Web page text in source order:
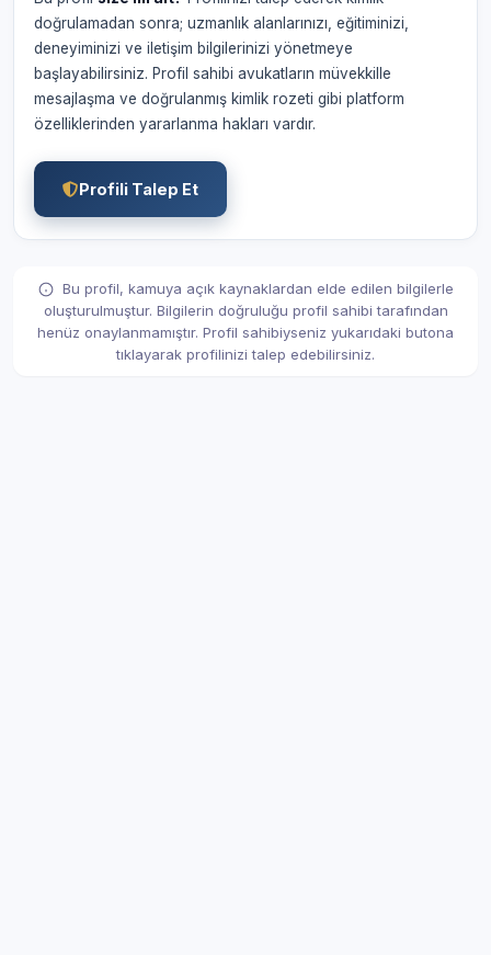
doğrulamadan sonra; uzmanlık alanlarınızı, eğitiminizi,
deneyiminizi ve iletişim bilgilerinizi yönetmeye
başlayabilirsiniz. Profil sahibi avukatların müvekkille
mesajlaşma ve doğrulanmış kimlik rozeti gibi platform
özelliklerinden yararlanma hakları vardır.
Profili Talep Et
Bu profil, kamuya açık kaynaklardan elde edilen bilgilerle
oluşturulmuştur. Bilgilerin doğruluğu profil sahibi tarafından
henüz onaylanmamıştır. Profil sahibiyseniz yukarıdaki butona
tıklayarak profilinizi talep edebilirsiniz.